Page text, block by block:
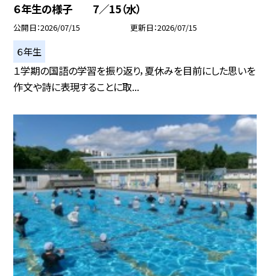
６年生の様子 7／15（水）
公開日 2026/07/15 更新日 2026/07/15
６年生
１学期の国語の学習を振り返り，夏休みを目前にした思いを
作文や詩に表現することに取...